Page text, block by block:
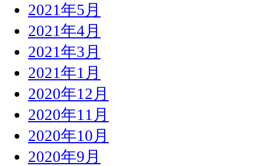
2021年5月
2021年4月
2021年3月
2021年1月
2020年12月
2020年11月
2020年10月
2020年9月